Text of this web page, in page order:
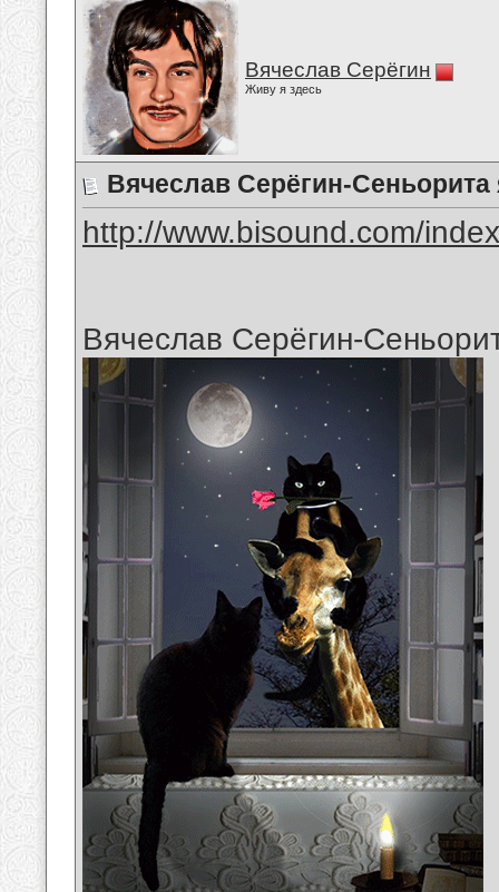
Вячеслав Серёгин
Живу я здесь
Вячеслав Серёгин-
http://www.bisound.com/
Вячеслав Серёгин-